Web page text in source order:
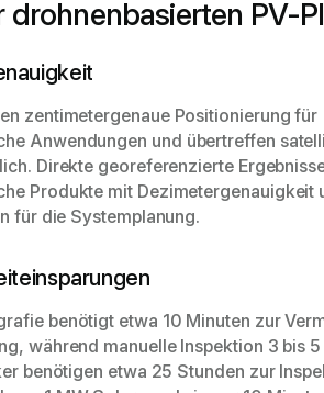
drohnenbasierten PV-
zentimetergenaue Positionierung für
Anwendungen und übertreffen
Direkte georeferenzierte
Produkte mit Dezimetergenauigkeit
für die Systemplanung.
benötigt etwa 10 Minuten zur
während manuelle Inspektion 3 bis
benötigen etwa 25 Stunden zur